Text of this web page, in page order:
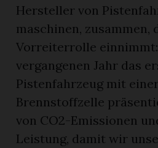
Hersteller von
maschinen, zusammen,
Vorreiterrolle
vergangenen Jahr das
Pistenfahrzeug mit
Brennstoffzelle
von CO2-Emissionen
Leistung, damit wir